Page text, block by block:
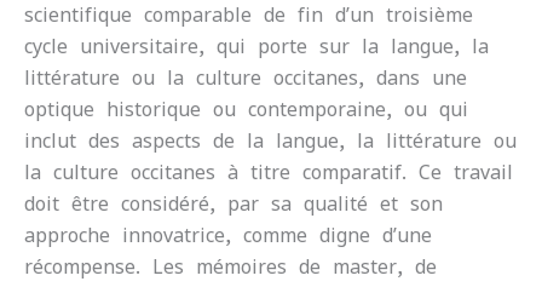
scientifique comparable de fin d’un troisième
cycle universitaire, qui porte sur la langue, la
littérature ou la culture occitanes, dans une
optique historique ou contemporaine, ou qui
inclut des aspects de la langue, la littérature ou
la culture occitanes à titre comparatif. Ce travail
doit être considéré, par sa qualité et son
approche innovatrice, comme digne d’une
récompense. Les mémoires de master, de